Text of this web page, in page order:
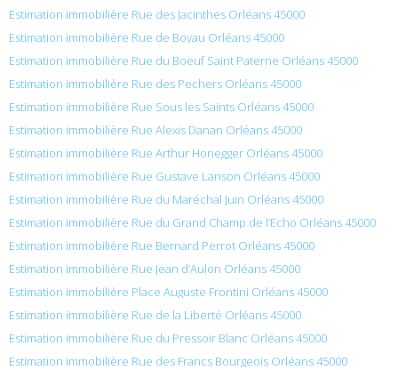
Estimation immobilière Rue des Jacinthes Orléans 45000
Estimation immobilière Rue de Boyau Orléans 45000
Estimation immobilière Rue du Boeuf Saint Paterne Orléans 45000
Estimation immobilière Rue des Pechers Orléans 45000
Estimation immobilière Rue Sous les Saints Orléans 45000
Estimation immobilière Rue Alexis Danan Orléans 45000
Estimation immobilière Rue Arthur Honegger Orléans 45000
Estimation immobilière Rue Gustave Lanson Orléans 45000
Estimation immobilière Rue du Maréchal Juin Orléans 45000
Estimation immobilière Rue du Grand Champ de l’Echo Orléans 45000
Estimation immobilière Rue Bernard Perrot Orléans 45000
Estimation immobilière Rue Jean d’Aulon Orléans 45000
Estimation immobilière Place Auguste Frontini Orléans 45000
Estimation immobilière Rue de la Liberté Orléans 45000
Estimation immobilière Rue du Pressoir Blanc Orléans 45000
Estimation immobilière Rue des Francs Bourgeois Orléans 45000